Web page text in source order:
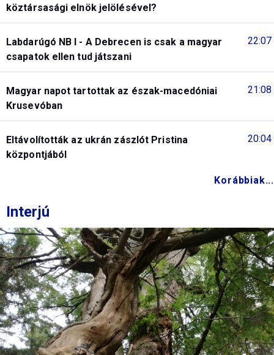
köztársasági elnök jelölésével?
22:07
Labdarúgó NB I - A Debrecen is csak a magyar
csapatok ellen tud játszani
21:08
Magyar napot tartottak az észak-macedóniai
Krusevóban
20:04
Eltávolították az ukrán zászlót Pristina
központjából
Korábbiak...
Interjú